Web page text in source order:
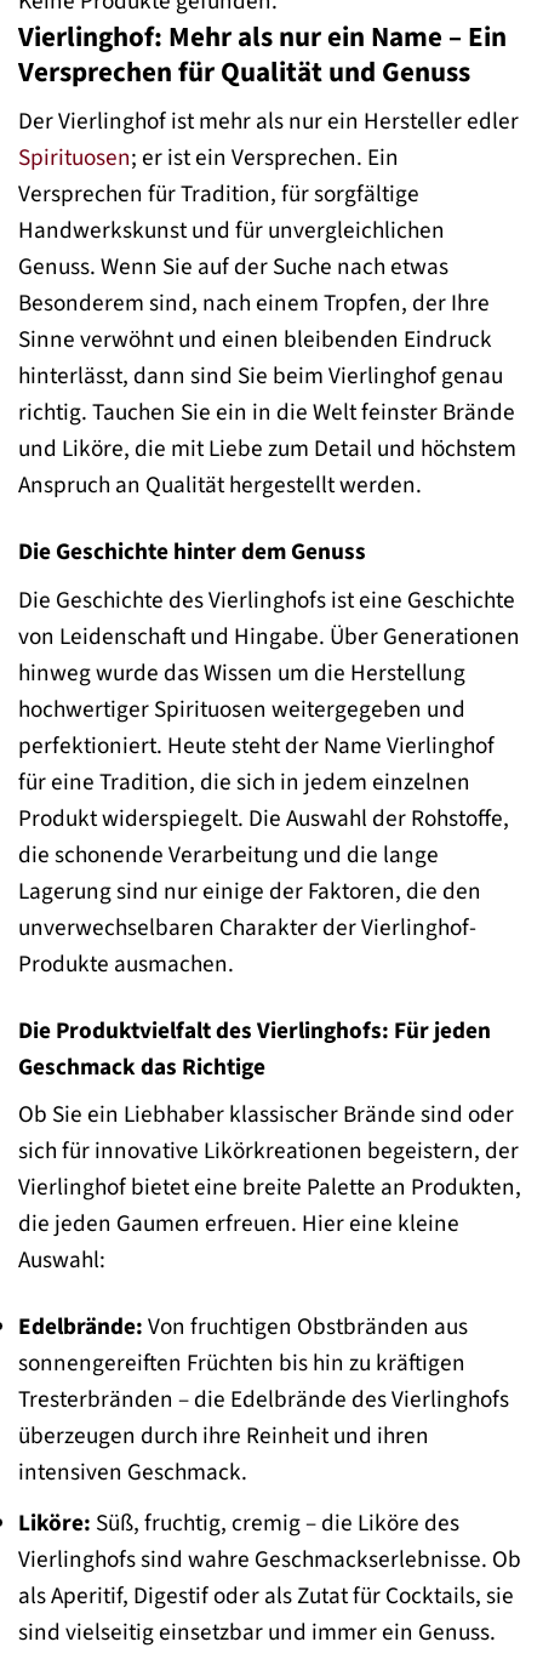
Vierlinghof: Mehr als nur ein Name – Ein
Versprechen für Qualität und Genuss
Der Vierlinghof ist mehr als nur ein Hersteller edler
Spirituosen; er ist ein Versprechen. Ein
Versprechen für Tradition, für sorgfältige
Handwerkskunst und für unvergleichlichen
Genuss. Wenn Sie auf der Suche nach etwas
Besonderem sind, nach einem Tropfen, der Ihre
Sinne verwöhnt und einen bleibenden Eindruck
hinterlässt, dann sind Sie beim Vierlinghof genau
richtig. Tauchen Sie ein in die Welt feinster Brände
und Liköre, die mit Liebe zum Detail und höchstem
Anspruch an Qualität hergestellt werden.
Die Geschichte hinter dem Genuss
Die Geschichte des Vierlinghofs ist eine Geschichte
von Leidenschaft und Hingabe. Über Generationen
hinweg wurde das Wissen um die Herstellung
hochwertiger Spirituosen weitergegeben und
perfektioniert. Heute steht der Name Vierlinghof
für eine Tradition, die sich in jedem einzelnen
Produkt widerspiegelt. Die Auswahl der Rohstoffe,
die schonende Verarbeitung und die lange
Lagerung sind nur einige der Faktoren, die den
unverwechselbaren Charakter der Vierlinghof-
Produkte ausmachen.
Die Produktvielfalt des Vierlinghofs: Für jeden
Geschmack das Richtige
Ob Sie ein Liebhaber klassischer Brände sind oder
sich für innovative Likörkreationen begeistern, der
Vierlinghof bietet eine breite Palette an Produkten,
die jeden Gaumen erfreuen. Hier eine kleine
Auswahl:
Edelbrände:Von fruchtigen Obstbränden aus
sonnengereiften Früchten bis hin zu kräftigen
Tresterbränden – die Edelbrände des Vierlinghofs
überzeugen durch ihre Reinheit und ihren
intensiven Geschmack.
Liköre: Süß, fruchtig, cremig – die Liköre des
Vierlinghofs sind wahre Geschmackserlebnisse. Ob
als Aperitif, Digestif oder als Zutat für Cocktails, sie
sind vielseitig einsetzbar und immer ein Genuss.